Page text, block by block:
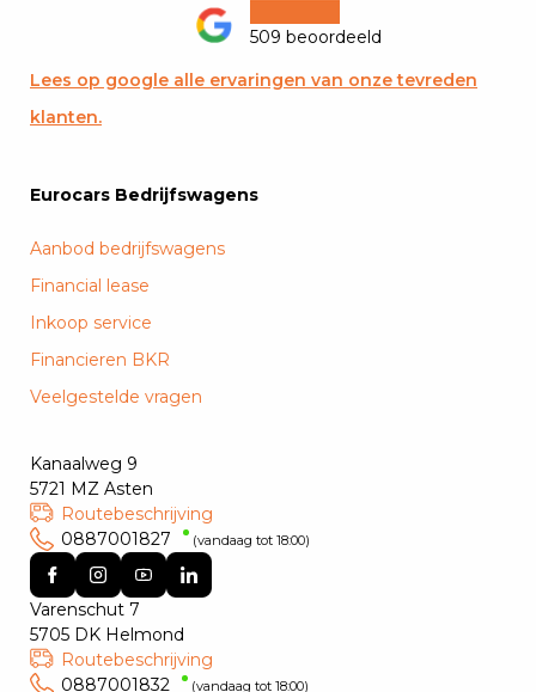
509 beoordeeld
Lees op google alle ervaringen van onze tevreden
klanten.
Eurocars Bedrijfswagens
Aanbod bedrijfswagens
Financial lease
Inkoop service
Financieren BKR
Veelgestelde vragen
Kanaalweg 9
5721 MZ Asten
Routebeschrijving
0887001827
(vandaag tot 18:00)
Varenschut 7
5705 DK Helmond
Routebeschrijving
0887001832
(vandaag tot 18:00)